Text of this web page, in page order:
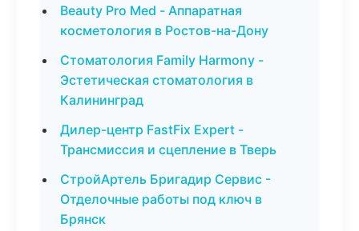
Beauty Pro Med - Аппаратная
косметология в Ростов-на-Дону
Стоматология Family Harmony -
Эстетическая стоматология в
Калининград
Дилер-центр FastFix Expert -
Трансмиссия и сцепление в Тверь
СтройАртель Бригадир Сервис -
Отделочные работы под ключ в
Брянск